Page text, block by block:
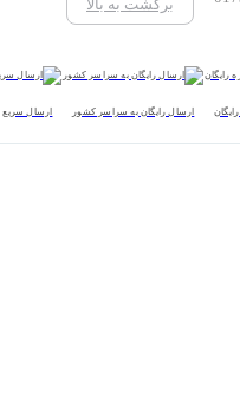
برگشت به بالا
ارسال رایگان به سراسر کشور ارسال سریع